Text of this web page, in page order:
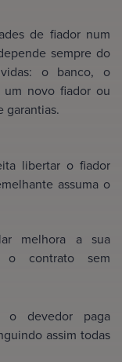
de fiador num
sempre do
o banco, o
um novo fiador ou
garantias.
libertar o fiador
assuma o
melhora a sua
o contrato sem
o devedor paga
assim todas